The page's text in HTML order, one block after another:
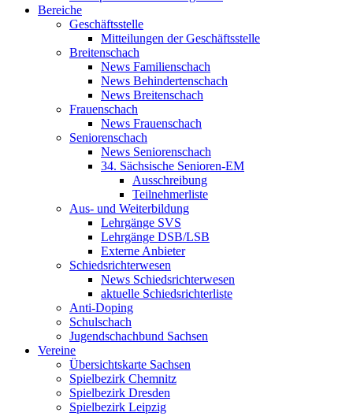
Bereiche
Geschäftsstelle
Mitteilungen der Geschäftsstelle
Breitenschach
News Familienschach
News Behindertenschach
News Breitenschach
Frauenschach
News Frauenschach
Seniorenschach
News Seniorenschach
34. Sächsische Senioren-EM
Ausschreibung
Teilnehmerliste
Aus- und Weiterbildung
Lehrgänge SVS
Lehrgänge DSB/LSB
Externe Anbieter
Schiedsrichterwesen
News Schiedsrichterwesen
aktuelle Schiedsrichterliste
Anti-Doping
Schulschach
Jugendschachbund Sachsen
Vereine
Übersichtskarte Sachsen
Spielbezirk Chemnitz
Spielbezirk Dresden
Spielbezirk Leipzig